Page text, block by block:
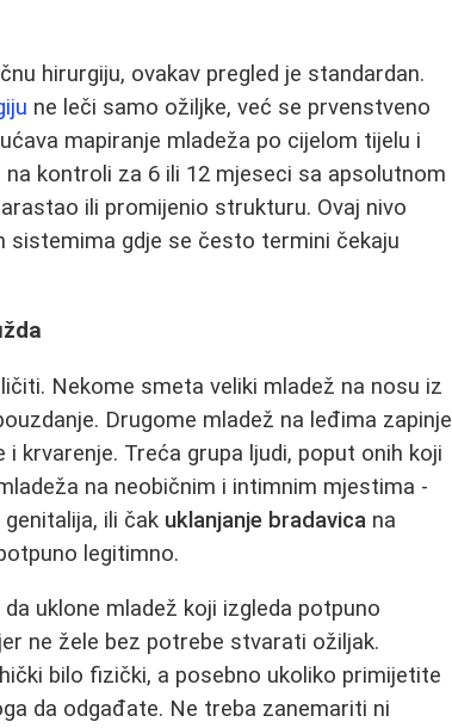
hirurgiju, ovakav pregled je standardan.
ne leči samo ožiljke, već se prvenstveno
mapiranje mladeža po cijelom tijelu i
kontroli za 6 ili 12 mjeseci sa apsolutnom
ili promijenio strukturu. Ovaj nivo
gdje se često termini čekaju
Nekome smeta veliki mladež na nosu iz
Drugome mladež na leđima zapinje
krvarenje. Treća grupa ljudi, poput onih koji
na neobičnim i intimnim mjestima -
ili čak uklanjanje bradavica na
legitimno.
uklone mladež koji izgleda potpuno
ne žele bez potrebe stvarati ožiljak.
bilo fizički, a posebno ukoliko primijetite
da odgađate. Ne treba zanemariti ni